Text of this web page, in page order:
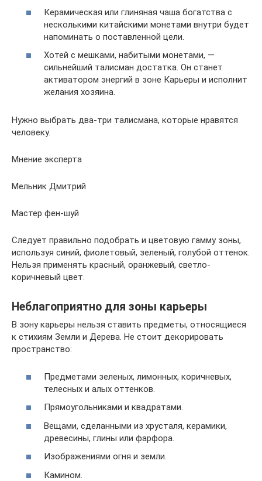
Керамическая или глиняная чаша богатства с
несколькими китайскими монетами внутри будет
напоминать о поставленной цели.
Хотей с мешками, набитыми монетами, —
сильнейший талисман достатка. Он станет
активатором энергий в зоне Карьеры и исполнит
желания хозяина.
Нужно выбрать два-три талисмана, которые нравятся
человеку.
Мнение эксперта
Мельник Дмитрий
Мастер фен-шуй
Следует правильно подобрать и цветовую гамму зоны,
используя синий, фиолетовый, зеленый, голубой оттенок.
Нельзя применять красный, оранжевый, светло-
коричневый цвет.
Неблагоприятно для зоны карьеры
В зону карьеры нельзя ставить предметы, относящиеся
к стихиям Земли и Дерева. Не стоит декорировать
пространство:
Предметами зеленых, лимонных, коричневых,
телесных и алых оттенков.
Прямоугольниками и квадратами.
Вещами, сделанными из хрусталя, керамики,
древесины, глины или фарфора.
Изображениями огня и земли.
Камином.